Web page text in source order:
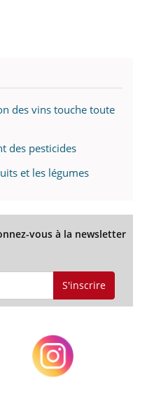
des vins touche toute
des pesticides
et les légumes
vous à la newsletter
S'inscrire